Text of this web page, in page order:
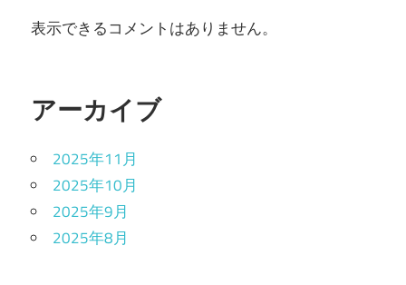
表示できるコメントはありません。
アーカイブ
2025年11月
2025年10月
2025年9月
2025年8月